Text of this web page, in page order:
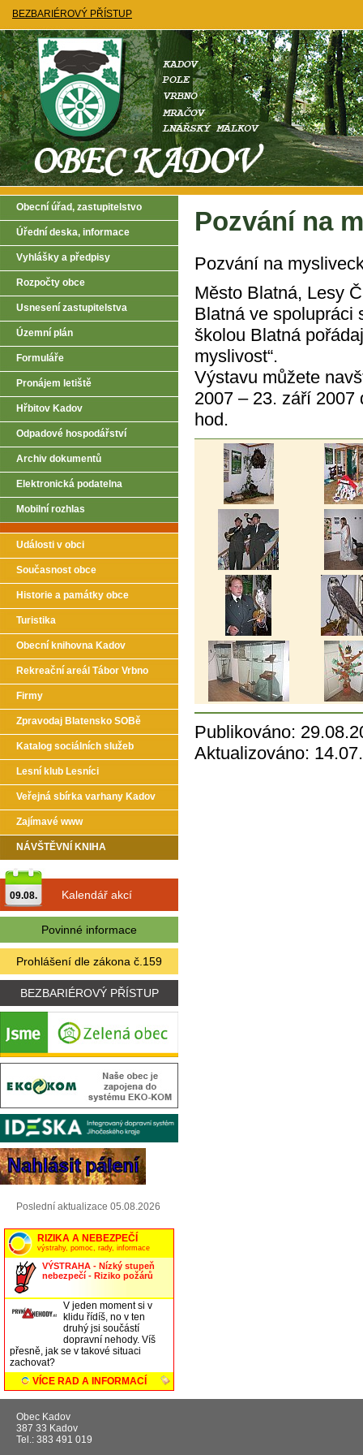
BEZBARIÉROVÝ PŘÍSTUP
Pozvání na
Pozvání na
Město Blatná, Lesy
Blatná ve spolupráci
školou Blatná
myslivost“.
Výstavu můžete
2007 – 23. září 2007
hod.
Publikováno:
Aktualizováno:
Obecní úřad, zastupitelstvo
Úřední deska, informace
Vyhlášky a předpisy
Rozpočty obce
Usnesení zastupitelstva
Územní plán
Formuláře
Pronájem letiště
Hřbitov Kadov
Odpadové hospodářství
Archiv dokumentů
Elektronická podatelna
Mobilní rozhlas
Události v obci
Současnost obce
Historie a památky obce
Turistika
Obecní knihovna Kadov
Rekreační areál Tábor Vrbno
Firmy
Zpravodaj Blatensko SOBě
Katalog sociálních služeb
Lesní klub Lesníci
Veřejná sbírka varhany Kadov
Zajímavé www
NÁVŠTĚVNÍ KNIHA
09.08. Kalendář akcí
Povinné informace
Prohlášení dle zákona č.159
BEZBARIÉROVÝ PŘÍSTUP
Poslední aktualizace 05.08.2026
Obec Kadov
387 33 Kadov
Tel.: 383 491 019